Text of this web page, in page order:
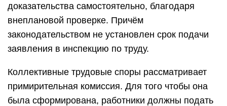
доказательства самостоятельно, благодаря
внеплановой проверке. Причём
законодательством не установлен срок подачи
заявления в инспекцию по труду.
Коллективные трудовые споры рассматривает
примирительная комиссия. Для того чтобы она
была сформирована, работники должны подать